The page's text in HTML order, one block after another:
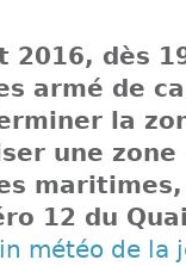
2016, dès
armé de
la
une
12 du
météo de la